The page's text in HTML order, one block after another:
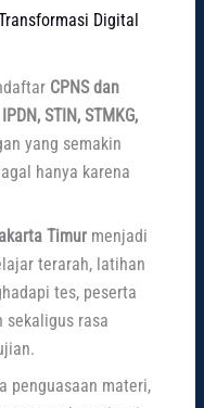
Digital
CPNS dan
STIN, STMKG,
yang semakin
hanya karena
Timur menjadi
terarah, latihan
tes, peserta
sekaligus rasa
penguasaan materi,